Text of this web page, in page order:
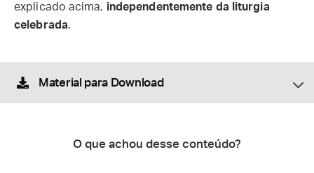
explicado acima, independentemente da liturgia
celebrada.
Material para Download
O que achou desse conteúdo?